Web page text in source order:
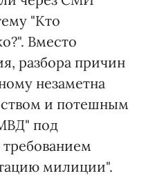
"Кто
Вместо
разбора причин
незаметна
и потешным
под
милиции".